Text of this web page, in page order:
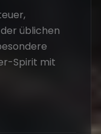
üblichen
Spirit mit